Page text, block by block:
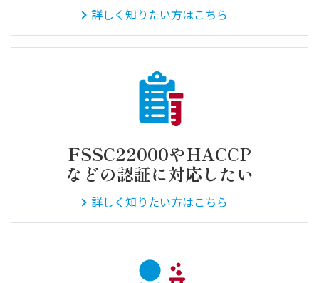
詳しく知りたい方はこちら
FSSC22000やHACCP
などの認証に対応したい
詳しく知りたい方はこちら